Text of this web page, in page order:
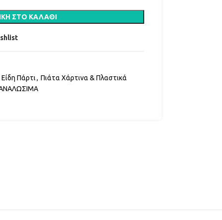
ΣΤΟ ΚΑΛΆΘΙ
Είδη Πάρτι, Πιάτα Χάρτινα & Πλαστικά